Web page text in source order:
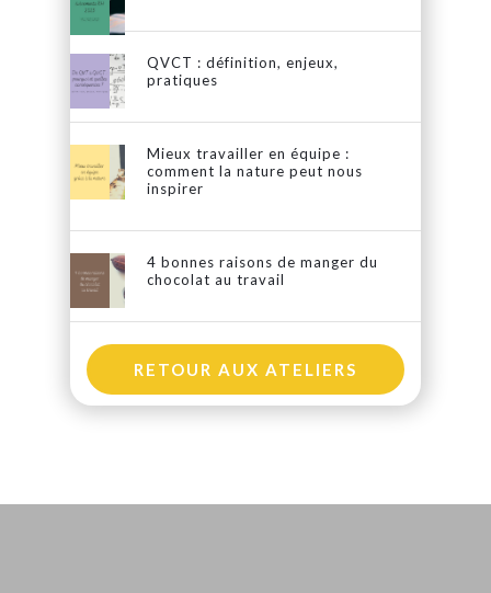
QVCT : définition, enjeux,
pratiques
Mieux travailler en équipe :
comment la nature peut nous
inspirer
4 bonnes raisons de manger du
chocolat au travail
RETOUR AUX ATELIERS